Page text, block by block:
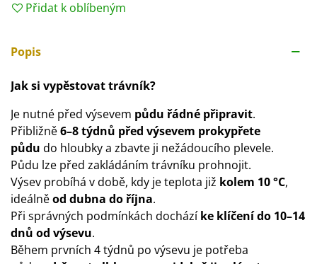
Přidat k oblíbeným
Popis
Jak si vypěstovat trávník?
Je nutné před výsevem půdu řádné připravit.
Přibližně6–8 týdnů před výsevem prokypřete
půdu do hloubky a zbavte ji nežádoucího plevele.
Půdu lze před zakládáním trávníku prohnojit.
Výsev probíhá v době, kdy je teplota již kolem 10 °C,
ideálněod dubna do října.
Při správných podmínkách docházíke klíčení do 10–14
dnů od výsevu.
Během prvních 4 týdnů po výsevu je potřeba